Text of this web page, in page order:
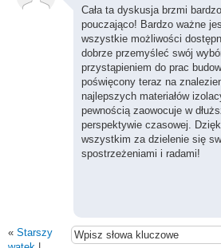
Cała ta dyskusja brzmi bardzo
pouczająco! Bardzo ważne
wszystkie możliwości
dobrze przemyśleć swój
przystąpieniem do prac
poświęcony teraz na
najlepszych materiałów
pewnością zaowocuje w
perspektywie czasowej.
wszystkim za dzielenie się
spostrzeżeniami i radami!
« Starszy